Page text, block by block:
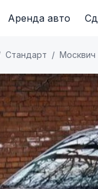
Аренда авто
Стандарт Москвич